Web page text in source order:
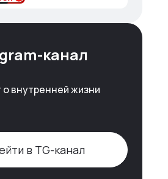
канал
о внутренней жизни
в TG-канал